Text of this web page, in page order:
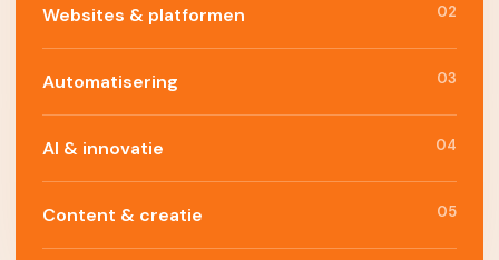
Websites & platformen 02
Automatisering 03
AI & innovatie 04
Content & creatie 05